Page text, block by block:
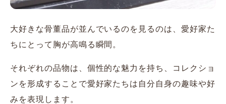
大好きな骨董品が並んでいるのを見るのは、愛好家た
ちにとって胸が高鳴る瞬間。
それぞれの品物は、個性的な魅力を持ち、コレクショ
ンを形成することで愛好家たちは自分自身の趣味や好
みを表現します。